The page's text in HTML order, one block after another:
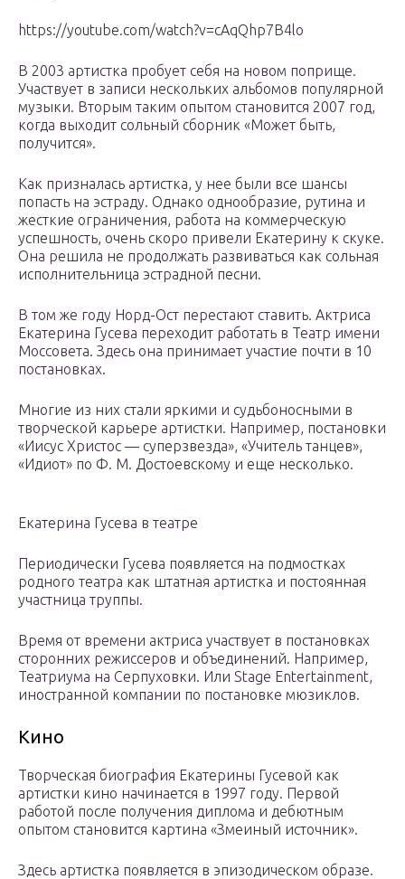
https://youtube.com/watch?v=cAqQhp7B4lo
В 2003 артистка пробует себя на новом поприще.
Участвует в записи нескольких альбомов популярной
музыки. Вторым таким опытом становится 2007 год,
когда выходит сольный сборник «Может быть,
получится».
Как призналась артистка, у нее были все шансы
попасть на эстраду. Однако однообразие, рутина и
жесткие ограничения, работа на коммерческую
успешность, очень скоро привели Екатерину к скуке.
Она решила не продолжать развиваться как сольная
исполнительница эстрадной песни.
В том же году Норд-Ост перестают ставить. Актриса
Екатерина Гусева переходит работать в Театр имени
Моссовета. Здесь она принимает участие почти в 10
постановках.
Многие из них стали яркими и судьбоносными в
творческой карьере артистки. Например, постановки
«Иисус Христос — суперзвезда», «Учитель танцев»,
«Идиот» по Ф. М. Достоевскому и еще несколько.
Екатерина Гусева в театре
Периодически Гусева появляется на подмостках
родного театра как штатная артистка и постоянная
участница труппы.
Время от времени актриса участвует в постановках
сторонних режиссеров и объединений. Например,
Театриума на Серпуховки. Или Stage Entertainment,
иностранной компании по постановке мюзиклов.
Кино
Творческая биография Екатерины Гусевой как
артистки кино начинается в 1997 году. Первой
работой после получения диплома и дебютным
опытом становится картина «Змеиный источник».
Здесь артистка появляется в эпизодическом образе.